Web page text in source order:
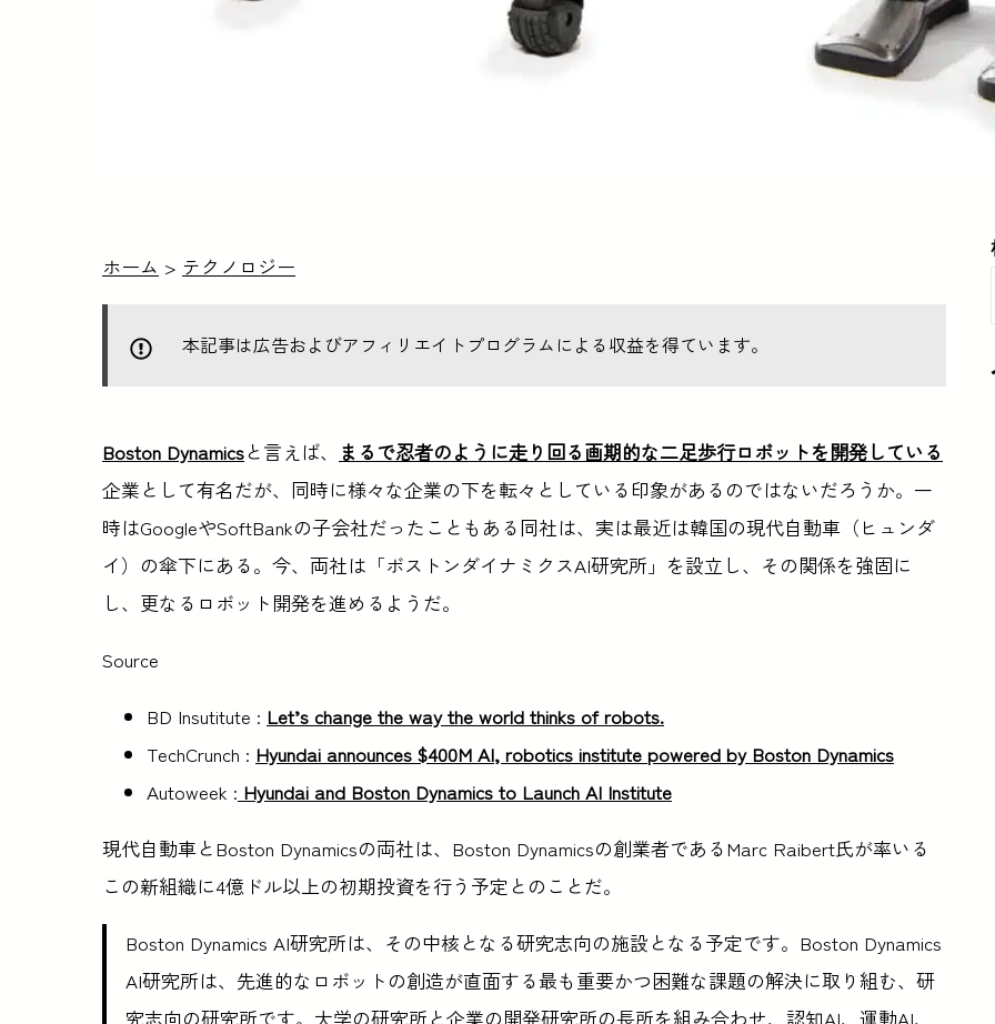
ホーム > テクノロジー
本記事は広告およびアフィリエイトプログラムによる収益を得ています。
Boston Dynamicsと言えば、
まるで忍者のように走り回る画期的な二足歩行ロボットを開発している
企業として有名だが、同時に様々な企業の下を転々としている印象があるのではないだろうか。一
時はGoogleやSoftBankの子会社だったこともある同社は、実は最近は韓国の現代自動車（ヒュンダ
イ）の傘下にある。今、両社は「ボストンダイナミクスAI研究所」を設立し、その関係を強固に
し、更なるロボット開発を進めるようだ。
Source
BD Insutitute : Let’s change the way the world thinks of robots.
TechCrunch : Hyundai announces $400M AI, robotics institute powered by Boston Dynamics
Autoweek : Hyundai and Boston Dynamics to Launch AI Institute
現代自動車とBoston Dynamicsの両社は、Boston Dynamicsの創業者であるMarc Raibert氏が率いる
この新組織に4億ドル以上の初期投資を行う予定とのことだ。
Boston Dynamics AI研究所は、その中核となる研究志向の施設となる予定です。Boston Dynamics
AI研究所は、先進的なロボットの創造が直面する最も重要かつ困難な課題の解決に取り組む、研
究志向の研究所です。大学の研究所と企業の開発研究所の長所を組み合わせ、認知AI、運動AI、